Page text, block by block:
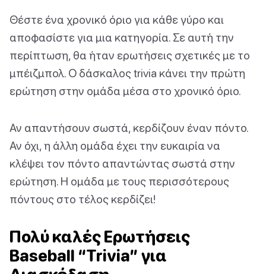
Θέστε ένα χρονικό όριο για κάθε γύρο και
αποφασίστε για μια κατηγορία. Σε αυτή την
περίπτωση, θα ήταν ερωτήσεις σχετικές με το
μπέιζμπολ. Ο δάσκαλος trivia κάνει την πρώτη
ερώτηση στην ομάδα μέσα στο χρονικό όριο.
Αν απαντήσουν σωστά, κερδίζουν έναν πόντο.
Αν όχι, η άλλη ομάδα έχει την ευκαιρία να
κλέψει τον πόντο απαντώντας σωστά στην
ερώτηση. Η ομάδα με τους περισσότερους
πόντους στο τέλος κερδίζει!
Πολύ καλές Ερωτήσεις
Baseball “Trivia” για